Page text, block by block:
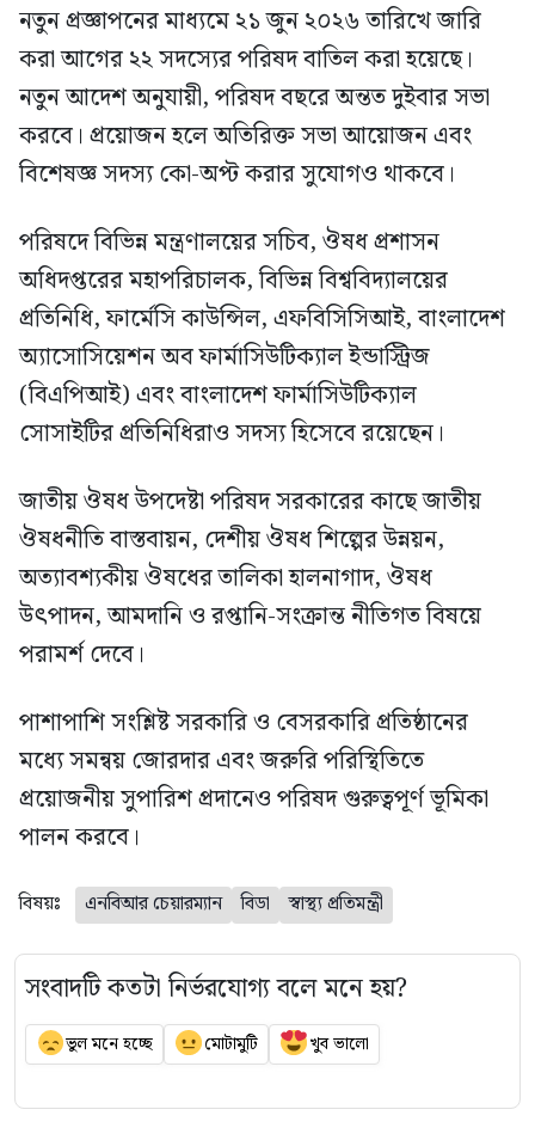
নতুন প্রজ্ঞাপনের মাধ্যমে ২১ জুন ২০২৬ তারিখে জারি
করা আগের ২২ সদস্যের পরিষদ বাতিল করা হয়েছে।
নতুন আদেশ অনুযায়ী, পরিষদ বছরে অন্তত দুইবার সভা
করবে। প্রয়োজন হলে অতিরিক্ত সভা আয়োজন এবং
বিশেষজ্ঞ সদস্য কো-অপ্ট করার সুযোগও থাকবে।
পরিষদে বিভিন্ন মন্ত্রণালয়ের সচিব, ঔষধ প্রশাসন
অধিদপ্তরের মহাপরিচালক, বিভিন্ন বিশ্ববিদ্যালয়ের
প্রতিনিধি, ফার্মেসি কাউন্সিল, এফবিসিসিআই, বাংলাদেশ
অ্যাসোসিয়েশন অব ফার্মাসিউটিক্যাল ইন্ডাস্ট্রিজ
(বিএপিআই) এবং বাংলাদেশ ফার্মাসিউটিক্যাল
সোসাইটির প্রতিনিধিরাও সদস্য হিসেবে রয়েছেন।
জাতীয় ঔষধ উপদেষ্টা পরিষদ সরকারের কাছে জাতীয়
ঔষধনীতি বাস্তবায়ন, দেশীয় ঔষধ শিল্পের উন্নয়ন,
অত্যাবশ্যকীয় ঔষধের তালিকা হালনাগাদ, ঔষধ
উৎপাদন, আমদানি ও রপ্তানি-সংক্রান্ত নীতিগত বিষয়ে
পরামর্শ দেবে।
পাশাপাশি সংশ্লিষ্ট সরকারি ও বেসরকারি প্রতিষ্ঠানের
মধ্যে সমন্বয় জোরদার এবং জরুরি পরিস্থিতিতে
প্রয়োজনীয় সুপারিশ প্রদানেও পরিষদ গুরুত্বপূর্ণ ভূমিকা
পালন করবে।
বিষয়ঃ এনবিআর চেয়ারম্যান বিডা স্বাস্থ্য প্রতিমন্ত্রী
সংবাদটি কতটা নির্ভরযোগ্য বলে মনে হয়?
ভুল মনে হচ্ছে মোটামুটি খুব ভালো